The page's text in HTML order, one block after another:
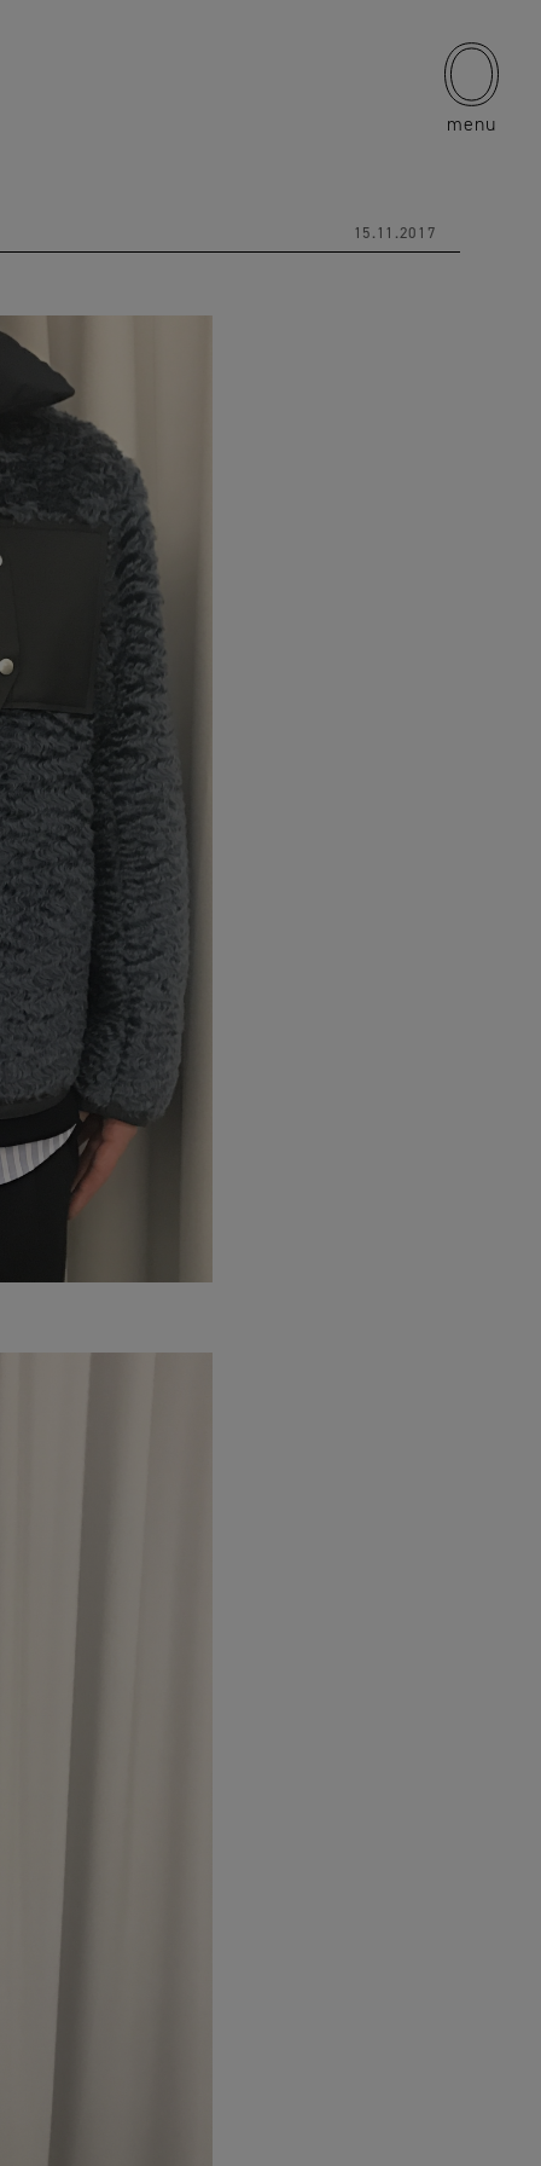
menu
15.11.2017